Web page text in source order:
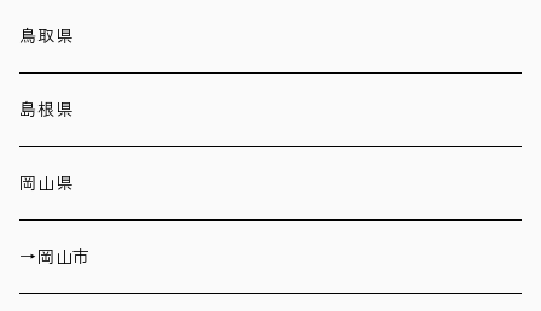
鳥取県
島根県
岡山県
→岡山市